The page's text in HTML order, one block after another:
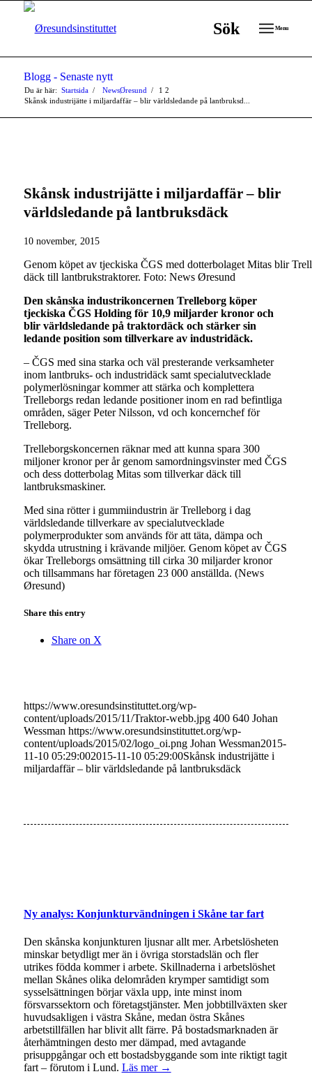
Sök Menu
Blogg - Senaste nytt
Du är här: Startsida 1
/ NewsØresund 2
/
Skånsk industrijätte i miljardaffär – blir världsledande på lantbruksd...
Skånsk industrijätte i miljardaffär – blir
världsledande på lantbruksdäck
10 november, 2015
Genom köpet av tjeckiska ČGS med dotterbolaget Mitas blir
däck till lantbrukstraktorer. Foto: News Øresund
Den skånska industrikoncernen Trelleborg köper
tjeckiska ČGS Holding för 10,9 miljarder kronor och
blir världsledande på traktordäck och stärker sin
ledande position som tillverkare av industridäck.
– ČGS med sina starka och väl presterande verksamheter
inom lantbruks- och industridäck samt specialutvecklade
polymerlösningar kommer att stärka och komplettera
Trelleborgs redan ledande positioner inom en rad befintliga
områden, säger Peter Nilsson, vd och koncernchef för
Trelleborg.
Trelleborgskoncernen räknar med att kunna spara 300
miljoner kronor per år genom samordningsvinster med ČGS
och dess dotterbolag Mitas som tillverkar däck till
lantbruksmaskiner.
Med sina rötter i gummiindustrin är Trelleborg i dag
världsledande tillverkare av specialutvecklade
polymerprodukter som används för att täta, dämpa och
skydda utrustning i krävande miljöer. Genom köpet av ČGS
ökar Trelleborgs omsättning till cirka 30 miljarder kronor
och tillsammans har företagen 23 000 anställda. (News
Øresund)
Share this entry
Share on X
https://www.oresundsinstituttet.org/wp-
content/uploads/2015/11/Traktor-webb.jpg 400 640 Johan
Wessman https://www.oresundsinstituttet.org/wp-
content/uploads/2015/02/logo_oi.png Johan Wessman2015-
11-10 05:29:002015-11-10 05:29:00Skånsk industrijätte i
miljardaffär – blir världsledande på lantbruksdäck
Ny analys: Konjunkturvändningen i Skåne tar fart
Den skånska konjunkturen ljusnar allt mer. Arbetslösheten
minskar betydligt mer än i övriga storstadslän och fler
utrikes födda kommer i arbete. Skillnaderna i arbetslöshet
mellan Skånes olika delområden krymper samtidigt som
sysselsättningen börjar växla upp, inte minst inom
försvarssektorn och företagstjänster. Men jobbtillväxten sker
huvudsakligen i västra Skåne, medan östra Skånes
arbetstillfällen har blivit allt färre. På bostadsmarknaden är
återhämtningen desto mer dämpad, med avtagande
prisuppgångar och ett bostadsbyggande som inte riktigt tagit
fart – förutom i Lund. Läs mer →